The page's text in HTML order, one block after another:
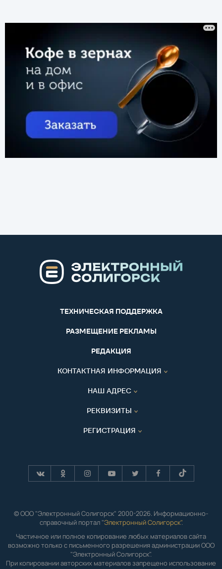
ТЕХНИЧЕСКАЯ ПОДДЕРЖКА
РАЗМЕЩЕНИЕ РЕКЛАМЫ
РЕДАКЦИЯ
КОНТАКТНАЯ ИНФОРМАЦИЯ
НАШ АДРЕС
РЕКВИЗИТЫ
РЕГИСТРАЦИЯ
© ООО "Электронный Солигорск" 2000-2026. Информационно-
справочный портал "Электронный Солигорск".
Частичное или полное копирование любых материалов сайта
возможно только с письменного разрешения администрации ООО
"Электронный Солигорск".
При копировании авторских материалов запрещено использование